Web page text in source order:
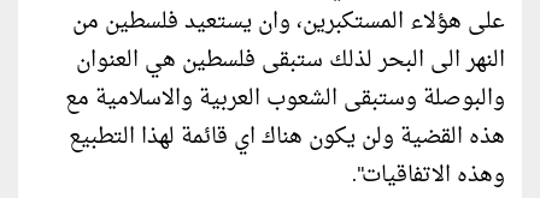
على هؤلاء المستكبرين، وان يستعيد فلسطين من
النهر الى البحر لذلك ستبقى فلسطين هي العنوان
والبوصلة وستبقى الشعوب العربية والاسلامية مع
هذه القضية ولن يكون هناك اي قائمة لهذا التطبيع
وهذه الاتفاقيات".